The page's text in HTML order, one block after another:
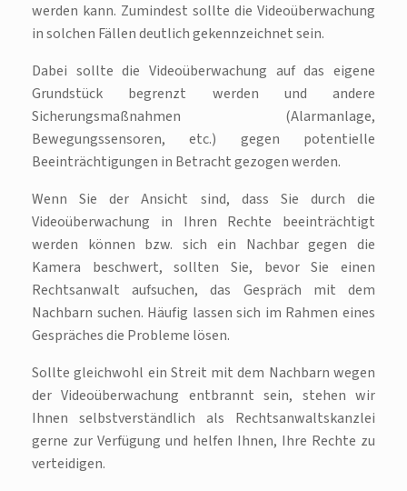
werden kann. Zumindest sollte die Videoüberwachung
in solchen Fällen deutlich gekennzeichnet sein.
Dabei sollte die Videoüberwachung auf das eigene
Grundstück begrenzt werden und andere
Sicherungsmaßnahmen (Alarmanlage,
Bewegungssensoren, etc.) gegen potentielle
Beeinträchtigungen in Betracht gezogen werden.
Wenn Sie der Ansicht sind, dass Sie durch die
Videoüberwachung in Ihren Rechte beeinträchtigt
werden können bzw. sich ein Nachbar gegen die
Kamera beschwert, sollten Sie, bevor Sie einen
Rechtsanwalt aufsuchen, das Gespräch mit dem
Nachbarn suchen. Häufig lassen sich im Rahmen eines
Gespräches die Probleme lösen.
Sollte gleichwohl ein Streit mit dem Nachbarn wegen
der Videoüberwachung entbrannt sein, stehen wir
Ihnen selbstverständlich als Rechtsanwaltskanzlei
gerne zur Verfügung und helfen Ihnen, Ihre Rechte zu
verteidigen.